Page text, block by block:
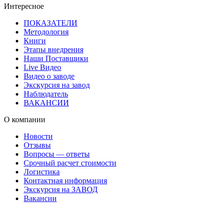
Интересное
ПОКАЗАТЕЛИ
Методология
Книги
Этапы внедрения
Наши Поставщики
Live Видео
Видео о заводе
Экскурсия на завод
Наблюдатель
ВАКАНСИИ
О компании
Новости
Отзывы
Вопросы — ответы
Срочный расчет стоимости
Логистика
Контактная информация
Экскурсия на ЗАВОД
Вакансии